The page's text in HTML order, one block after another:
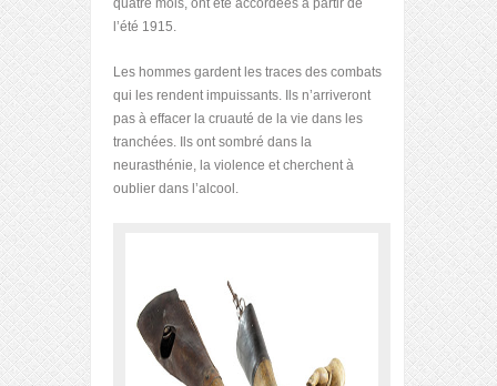
l’été 1915.
Les hommes gardent les traces des combats
qui les rendent impuissants. Ils n’arriveront
pas à effacer la cruauté de la vie dans les
tranchées. Ils ont sombré dans la
neurasthénie, la violence et cherchent à
oublier dans l’alcool.